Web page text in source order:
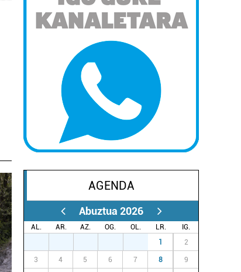
AGENDA
Abuztua 2026
AL. AR. AZ. OG. OL. LR.
IG.
1 2
3 4 5 6 7 8 9